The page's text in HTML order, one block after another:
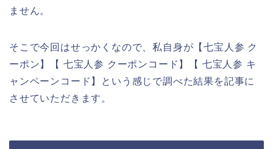
ません。
そこで今回はせっかくなので、私自身が【七宝人参 ク
ーポン】【 七宝人参 クーポンコード】【 七宝人参 キ
ャンペーンコード】という感じで調べた結果を記事に
させていただきます。